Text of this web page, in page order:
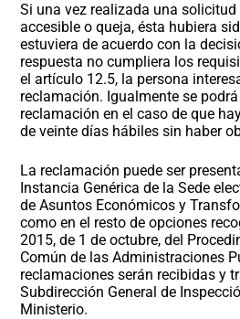
Si una vez realizada una
accesible o queja, ésta hubiera
estuviera de acuerdo con la
respuesta no cumpliera los
el artículo 12.5, la persona
reclamación. Igualmente se
reclamación en el caso de que
de veinte días hábiles sin haber
La reclamación puede ser
Instancia Genérica de la Sede
de Asuntos Económicos y
como en el resto de opciones
2015, de 1 de octubre, del
Común de las Administraciones
reclamaciones serán recibidas y
Subdirección General de
Ministerio.